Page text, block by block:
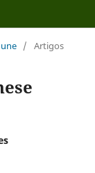
/ Artigos